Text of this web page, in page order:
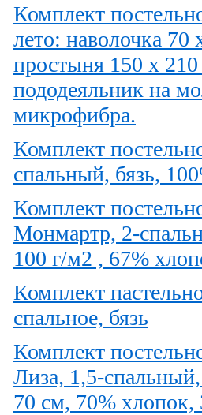
Комплект
лето: наволочка
простыня 150 х
пододеяльник на
микрофибра.
Комплект
спальный, бязь,
Комплект
Монмартр, 2-
100 г/м2 , 67%
Комплект
спальное, бязь
Комплект
Лиза, 1,5-
70 см, 70% хлопок,